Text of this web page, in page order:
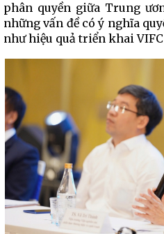
phân quyền giữa Trung
những vấn đề có ý nghĩa
như hiệu quả triển khai